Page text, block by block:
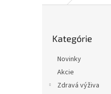
kategórie
Kategórie
Novinky
Akcie
Zdravá výživa